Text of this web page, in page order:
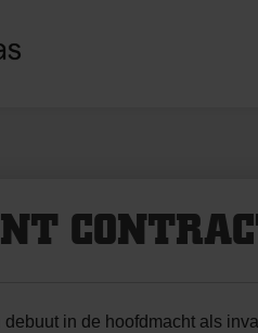
in de hoofdmacht als